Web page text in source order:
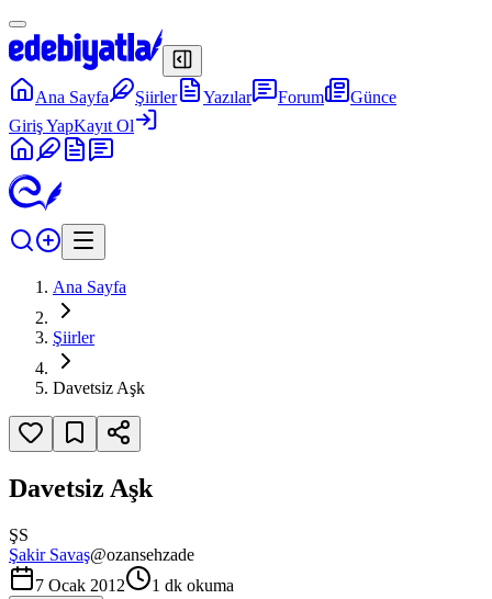
Ana Sayfa Şiirler Yazılar Forum
Günce
Giriş YapKayıt Ol
Ana Sayfa
Şiirler
Davetsiz Aşk
Davetsiz Aşk
ŞS
Şakir Savaş@ozansehzade
7 Ocak 2012
1 dk okuma